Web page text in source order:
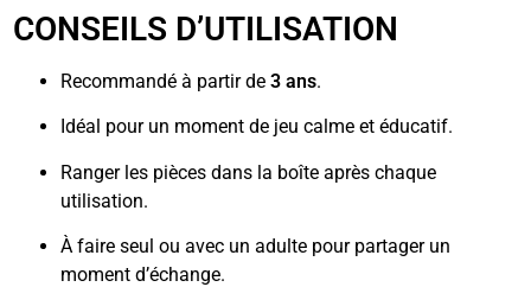
CONSEILS D’UTILISATION
Recommandé à partir de3 ans.
Idéal pour un moment de jeu calme et éducatif.
Ranger les pièces dans la boîte après chaque
utilisation.
À faire seul ou avec un adulte pour partager un
moment d’échange.